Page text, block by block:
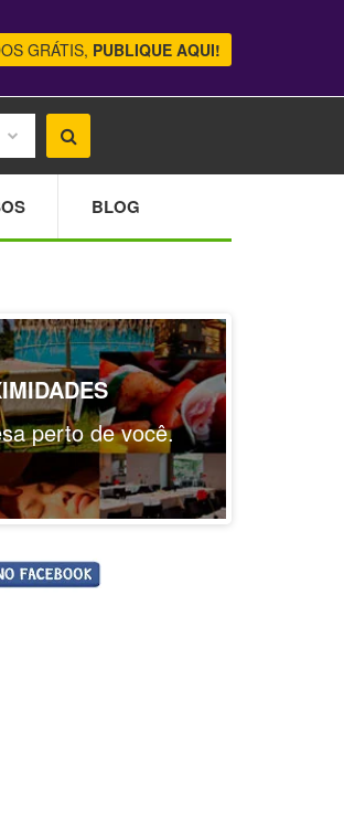
GRÁTIS, PUBLIQUE AQUI!
BLOG
perto de você.